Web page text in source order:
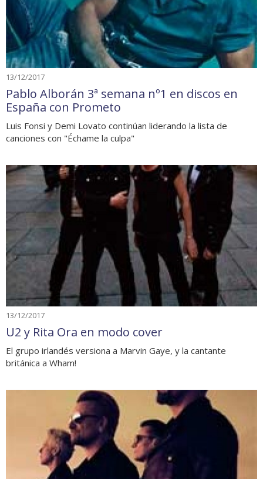
13/12/2017
Pablo Alborán 3ª semana nº1 en discos en
España con Prometo
Luis Fonsi y Demi Lovato continúan liderando la lista de
canciones con "Échame la culpa"
13/12/2017
U2 y Rita Ora en modo cover
El grupo irlandés versiona a Marvin Gaye, y la cantante
británica a Wham!